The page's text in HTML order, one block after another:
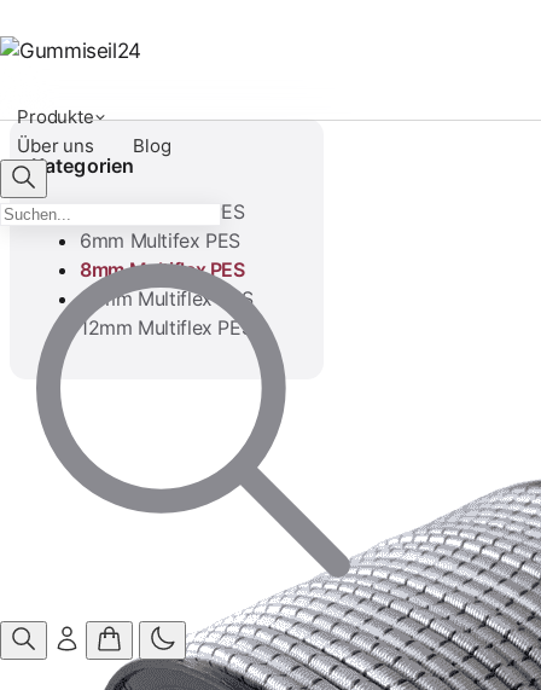
Produkte
Über uns
Blog
Anmelden
Kategorien
4mm Multiflex PES
6mm Multifex PES
8mm Multiflex PES
10mm Multiflex PES
12mm Multiflex PES